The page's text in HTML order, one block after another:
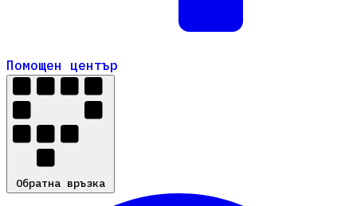
Помощен център
Помощен център
Обратна връзка
Обратна връзка